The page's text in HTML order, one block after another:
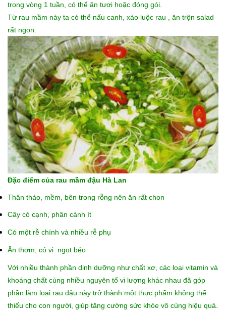
trong vòng 1 tuần, có thể ăn tươi hoặc đóng gói.
Từ rau mầm này ta có thể nấu canh, xào luộc rau , ăn trộn salad
rất ngon.
Đặc điểm của rau mầm đậu Hà Lan
Thân thảo, mềm, bên trong rỗng nên ăn rất chon
Cây có cạnh, phân cành ít
Có một rễ chính và nhiều rễ phụ
Ăn thơm, có vị ngọt béo
Với nhiều thành phần dinh dưỡng như chất xơ, các loại vitamin và
khoáng chất cùng nhiều nguyên tố vi lượng khác nhau đã góp
phần làm loại rau đậu này trở thành một thực phẩm không thể
thiếu cho con người, giúp tăng cường sức khỏe vô cùng hiệu quả.